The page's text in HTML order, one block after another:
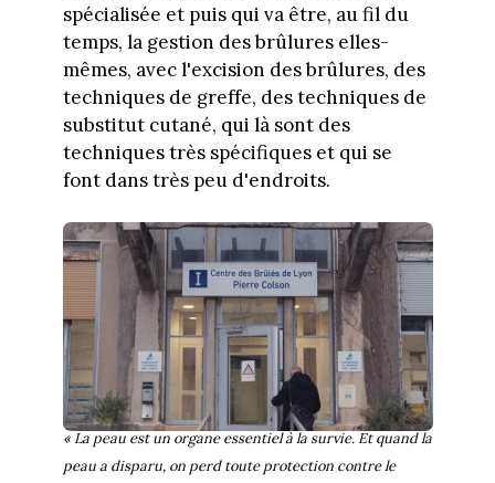
spécialisée et puis qui va être, au fil du
temps, la gestion des brûlures elles-
mêmes, avec l'excision des brûlures, des
techniques de greffe, des techniques de
substitut cutané, qui là sont des
techniques très spécifiques et qui se
font dans très peu d'endroits.
« La peau est un organe essentiel à la survie. Et quand la
peau a disparu, on perd toute protection contre le